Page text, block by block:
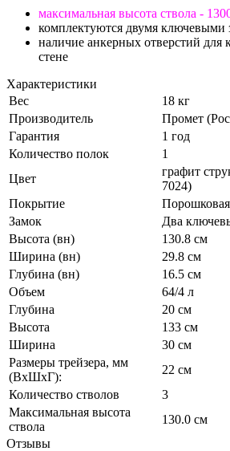
максимальная высота ствола -
комплектуются двумя ключевыми
наличие анкерных отверстий для
стене
Характеристики
Вес
18 кг
Производитель
Промет
Гарантия
1 год
Количество полок
1
Цвет
графит
7024)
Покрытие
Порошковая
Замок
Два
Высота (вн)
130.8 см
Ширина (вн)
29.8 см
Глубина (вн)
16.5 см
Объем
64/4 л
Глубина
20 см
Высота
133 см
Ширина
30 см
Размеры трейзера, мм
(ВхШхГ):
22 см
Количество стволов
3
Максимальная высота
ствола
130.0 см
Отзывы